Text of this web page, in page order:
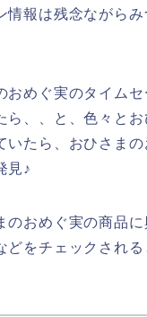
情報は残念ながらみ
おめぐ実のタイム
ら、、と、色々と
いたら、おひさま
見♪
のおめぐ実の商品
どをチェックされ